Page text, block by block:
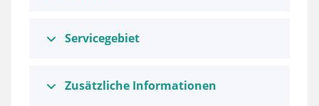
Servicegebiet
Zusätzliche Informationen